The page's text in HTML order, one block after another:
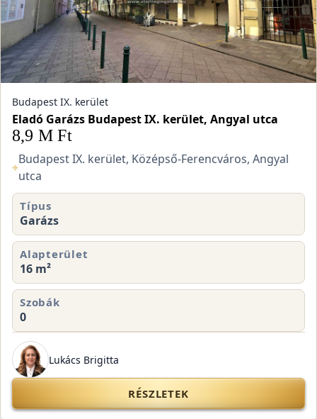
Budapest IX. kerület
Eladó Garázs Budapest IX. kerület, Angyal utca
8,9 M Ft
⌖
Budapest IX. kerület, Középső-Ferencváros, Angyal
utca
Típus
Garázs
Alapterület
16 m²
Szobák
0
Lukács Brigitta
RÉSZLETEK